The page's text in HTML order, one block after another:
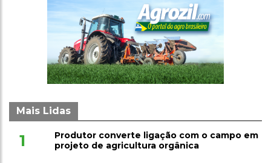
Mais Lidas
1
Produtor converte ligação com o campo em
projeto de agricultura orgânica